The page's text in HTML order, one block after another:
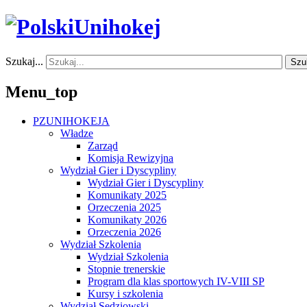
Szukaj...
Menu_top
PZUNIHOKEJA
Władze
Zarząd
Komisja Rewizyjna
Wydział Gier i Dyscypliny
Wydział Gier i Dyscypliny
Komunikaty 2025
Orzeczenia 2025
Komunikaty 2026
Orzeczenia 2026
Wydział Szkolenia
Wydział Szkolenia
Stopnie trenerskie
Program dla klas sportowych IV-VIII SP
Kursy i szkolenia